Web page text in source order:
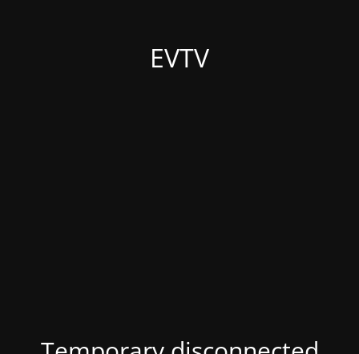
EVTV